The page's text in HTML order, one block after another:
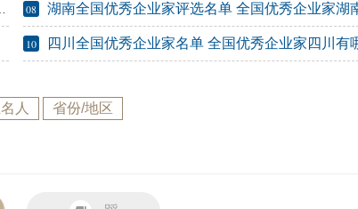
08 湖南全国优秀企业家评选名单 全国优秀企业家湖南有哪
10 四川全国优秀企业家名单 全国优秀企业家四川有
人 省份/地区